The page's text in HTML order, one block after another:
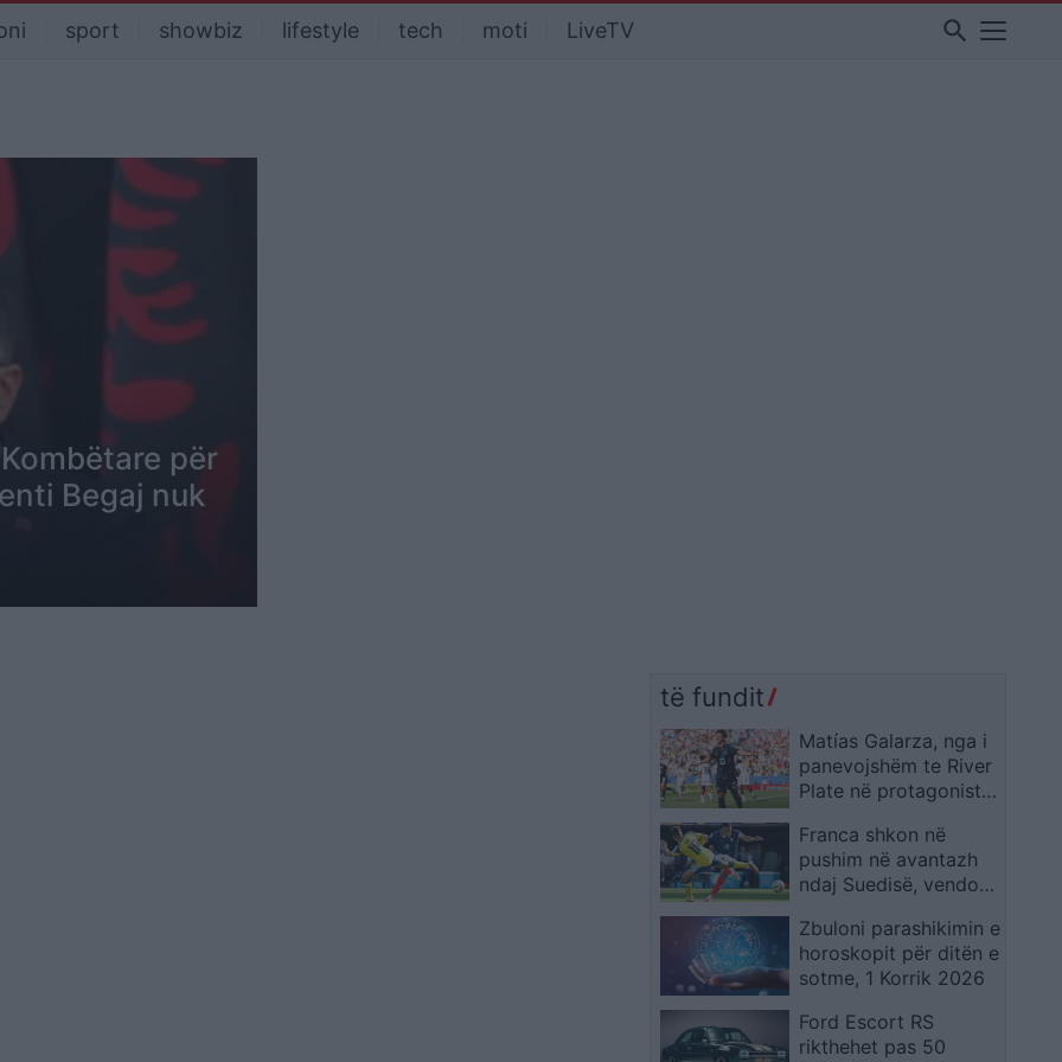
sport showbiz lifestyle tech moti LiveTV search
për
Begaj nuk
të fundit
Matías Galarza, nga i
panevojshëm te River
Plate në protagonistin
e Botës 2026
Franca shkon në
pushim në avantazh
ndaj Suedisë, vendos
Zbuloni parashikimin e
horoskopit për ditën e
sotme, 1 Korrik 2026
Ford Escort RS
rikthehet pas 50